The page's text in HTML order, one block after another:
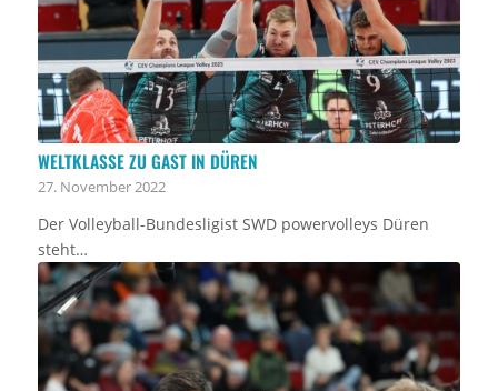
WELTKLASSE ZU GAST IN DÜREN
27. November 2022
Der Volleyball-Bundesligist SWD powervolleys Düren
steht…